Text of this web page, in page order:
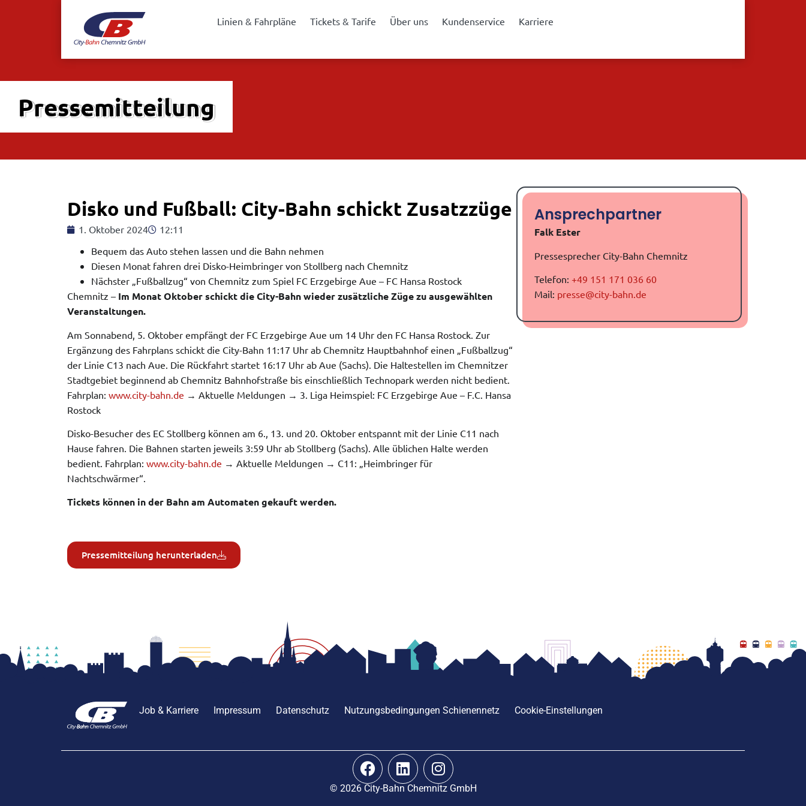
Linien & Fahrpläne Tickets & Tarife Über uns Kundenservice Karriere
Pressemitteilung
Disko und Fußball: City-Bahn schickt Zusatzzüge
1. Oktober 2024
12:11
Bequem das Auto stehen lassen und die Bahn nehmen
Diesen Monat fahren drei Disko-Heimbringer von Stollberg nach Chemnitz
Nächster „Fußballzug“ von Chemnitz zum Spiel FC Erzgebirge Aue – FC Hansa Rostock
Chemnitz – Im Monat Oktober schickt die City-Bahn wieder zusätzliche Züge zu ausgewählten
Veranstaltungen.
Am Sonnabend, 5. Oktober empfängt der FC Erzgebirge Aue um 14 Uhr den FC Hansa Rostock. Zur
Ergänzung des Fahrplans schickt die City-Bahn 11:17 Uhr ab Chemnitz Hauptbahnhof einen „Fußballzug“
der Linie C13 nach Aue. Die Rückfahrt startet 16:17 Uhr ab Aue (Sachs). Die Haltestellen im Chemnitzer
Stadtgebiet beginnend ab Chemnitz Bahnhofstraße bis einschließlich Technopark werden nicht bedient.
Fahrplan: www.city-bahn.de → Aktuelle Meldungen → 3. Liga Heimspiel: FC Erzgebirge Aue – F.C. Hansa
Rostock
Disko-Besucher des EC Stollberg können am 6., 13. und 20. Oktober entspannt mit der Linie C11 nach
Hause fahren. Die Bahnen starten jeweils 3:59 Uhr ab Stollberg (Sachs). Alle üblichen Halte werden
bedient. Fahrplan: www.city-bahn.de → Aktuelle Meldungen → C11: „Heimbringer für
Nachtschwärmer“.
Tickets können in der Bahn am Automaten gekauft werden.
Pressemitteilung herunterladen
Ansprechpartner
Falk Ester
Pressesprecher City-Bahn Chemnitz
Telefon: +49 151 171 036 60
Mail: presse@city-bahn.de
Job & Karriere Impressum Datenschutz Nutzungsbedingungen Schienennetz Cookie-Einstellungen
© 2026 City-Bahn Chemnitz GmbH